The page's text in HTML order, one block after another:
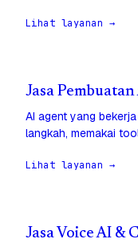
Lihat layanan →
Jasa
AI agent yang
langkah, memakai
Lihat layanan →
Jasa Voice AI &